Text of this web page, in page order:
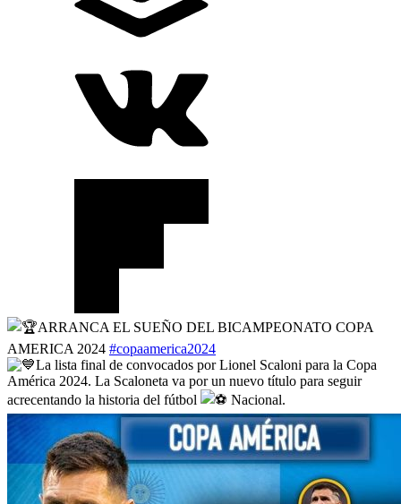
ARRANCA EL SUEÑO DEL BICAMPEONATO COPA
AMERICA 2024 #copaamerica2024
La lista final de convocados por Lionel Scaloni para la Copa
América 2024. La Scaloneta va por un nuevo título para seguir
acrecentando la historia del fútbol
Nacional.